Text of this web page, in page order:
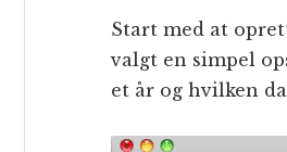
Start med at
valgt en simpel
et år og hvilken